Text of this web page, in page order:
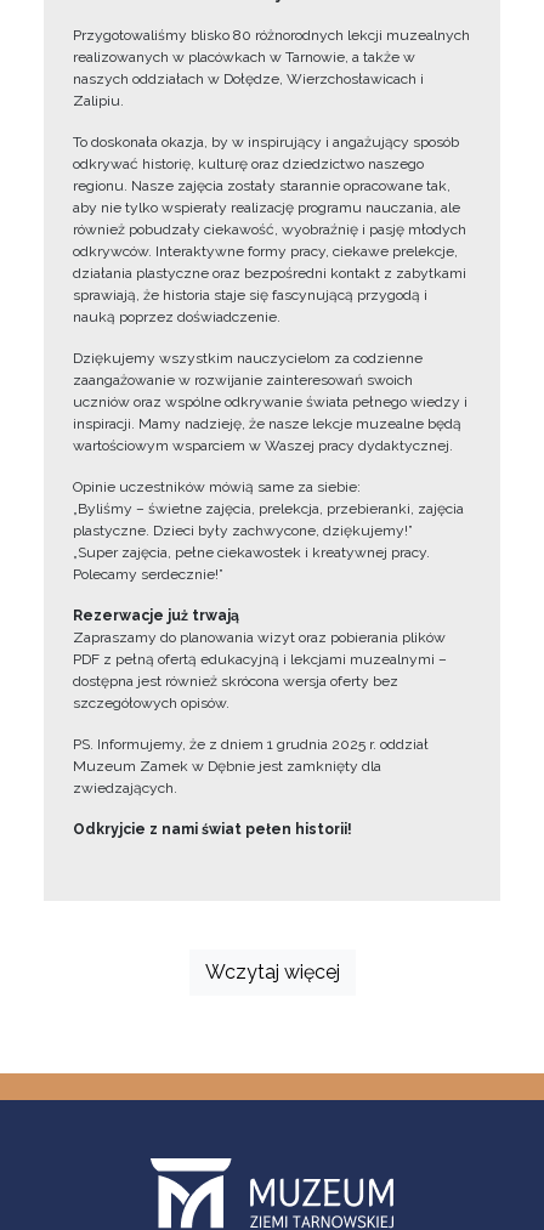
Przygotowaliśmy blisko 80 różnorodnych lekcji muzealnych
realizowanych w placówkach w Tarnowie, a także w
naszych oddziałach w Dołędze, Wierzchosławicach i
Zalipiu.
To doskonała okazja, by w inspirujący i angażujący sposób
odkrywać historię, kulturę oraz dziedzictwo naszego
regionu. Nasze zajęcia zostały starannie opracowane tak,
aby nie tylko wspierały realizację programu nauczania, ale
również pobudzały ciekawość, wyobraźnię i pasję młodych
odkrywców. Interaktywne formy pracy, ciekawe prelekcje,
działania plastyczne oraz bezpośredni kontakt z zabytkami
sprawiają, że historia staje się fascynującą przygodą i
nauką poprzez doświadczenie.
Dziękujemy wszystkim nauczycielom za codzienne
zaangażowanie w rozwijanie zainteresowań swoich
uczniów oraz wspólne odkrywanie świata pełnego wiedzy i
inspiracji. Mamy nadzieję, że nasze lekcje muzealne będą
wartościowym wsparciem w Waszej pracy dydaktycznej.
Opinie uczestników mówią same za siebie:
„Byliśmy – świetne zajęcia, prelekcja, przebieranki, zajęcia
plastyczne. Dzieci były zachwycone, dziękujemy!”
„Super zajęcia, pełne ciekawostek i kreatywnej pracy.
Polecamy serdecznie!”
Rezerwacje już trwają
Zapraszamy do planowania wizyt oraz pobierania plików
PDF z pełną ofertą edukacyjną i lekcjami muzealnymi –
dostępna jest również skrócona wersja oferty bez
szczegółowych opisów.
PS. Informujemy, że z dniem 1 grudnia 2025 r. oddział
Muzeum Zamek w Dębnie jest zamknięty dla
zwiedzających.
Odkryjcie z nami świat pełen historii!
Wczytaj więcej